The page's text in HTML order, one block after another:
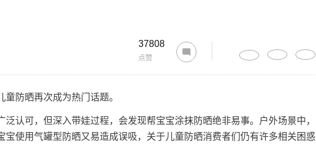
37808
点赞
防晒再次成为热门话题。
可，但深入带娃过程，会发现帮宝宝涂抹防晒绝非易事。户外场景中，
宝使用气罐型防晒又易造成误吸，关于儿童防晒消费者们仍有许多相关困惑